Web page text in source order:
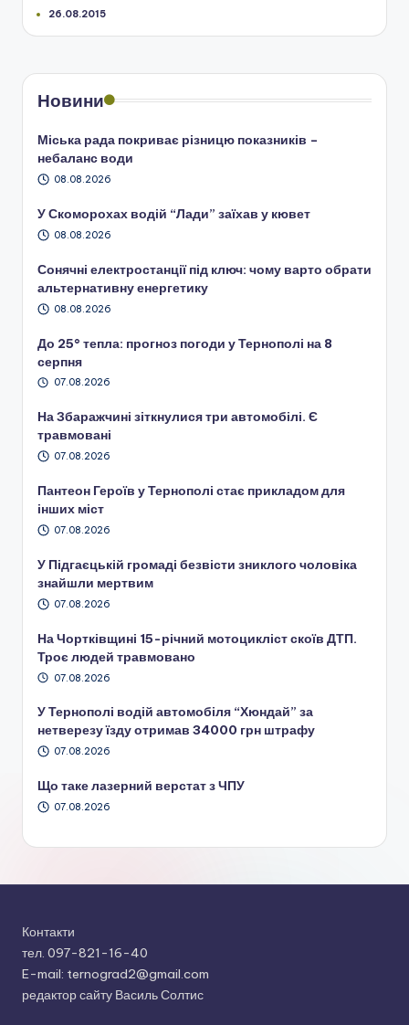
26.08.2015
Новини
Міська рада покриває різницю показників –
небаланс води
08.08.2026
У Скоморохах водій “Лади” заїхав у кювет
08.08.2026
Сонячні електростанції під ключ: чому варто обрати
альтернативну енергетику
08.08.2026
До 25° тепла: прогноз погоди у Тернополі на 8
серпня
07.08.2026
На Збаражчині зіткнулися три автомобілі. Є
травмовані
07.08.2026
Пантеон Героїв у Тернополі стає прикладом для
інших міст
07.08.2026
У Підгаєцькій громаді безвісти зниклого чоловіка
знайшли мертвим
07.08.2026
На Чортківщині 15-річний мотоцикліст скоїв ДТП.
Троє людей травмовано
07.08.2026
У Тернополі водій автомобіля “Хюндай” за
нетверезу їзду отримав 34000 грн штрафу
07.08.2026
Що таке лазерний верстат з ЧПУ
07.08.2026
Контакти
тел. 097-821-16-40
E-mail: ternograd2@gmail.com
редактор сайту Василь Солтис